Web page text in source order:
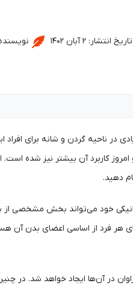
تاریخ انتشار: ۲ آبان ۱۴۰۲
در ناحیه گردن و شانه برای افراد
کاربرد آن بیشتر نیز شده است.
دهید.
خود می‌تواند بخش مشخصی از
هر فرد از اساسی اعضای بدن آن
در آن‌ها ایجاد خواهد شد. در